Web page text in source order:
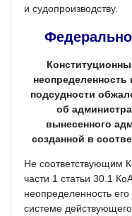
и судопроизводству.
подсудности
об
вынесенного
созданной в
Не соответствующим
части 1 статьи 30.1
неопределенность
системе